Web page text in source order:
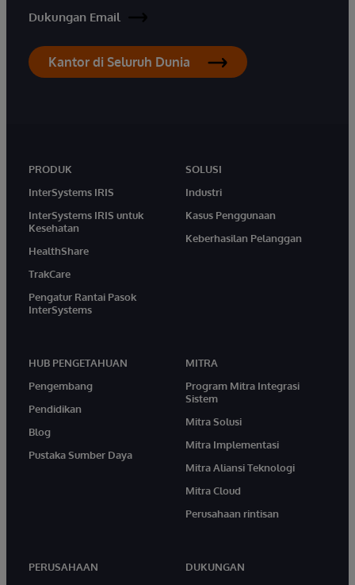
Dukungan Email
Kantor di Seluruh Dunia
PRODUK
InterSystems IRIS
InterSystems IRIS untuk
Kesehatan
HealthShare
TrakCare
Pengatur Rantai Pasok
InterSystems
SOLUSI
Industri
Kasus Penggunaan
Keberhasilan Pelanggan
HUB PENGETAHUAN
Pengembang
Pendidikan
Blog
Pustaka Sumber Daya
MITRA
Program Mitra Integrasi
Sistem
Mitra Solusi
Mitra Implementasi
Mitra Aliansi Teknologi
Mitra Cloud
Perusahaan rintisan
PERUSAHAAN
DUKUNGAN